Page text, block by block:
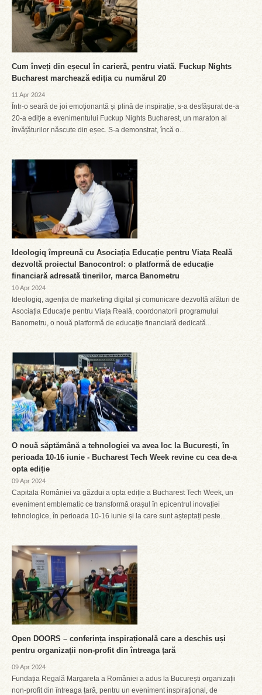
Cum înveți din eșecul în carieră, pentru viată. Fuckup Nights
Bucharest marchează ediția cu numărul 20
11 Apr 2024
Într-o seară de joi emoționantă și plină de inspirație, s-a desfășurat de-a
20-a ediție a evenimentului Fuckup Nights Bucharest, un maraton al
învățăturilor născute din eșec. S-a demonstrat, încă o...
Ideologiq împreună cu Asociația Educație pentru Viața Reală
dezvoltă proiectul Banocontrol: o platformă de educație
financiară adresată tinerilor, marca Banometru
10 Apr 2024
Ideologiq, agenția de marketing digital și comunicare dezvoltă alături de
Asociația Educație pentru Viața Reală, coordonatorii programului
Banometru, o nouă platformă de educație financiară dedicată...
O nouă săptămână a tehnologiei va avea loc la București, în
perioada 10-16 iunie - Bucharest Tech Week revine cu cea de-a
opta ediție
09 Apr 2024
Capitala României va găzdui a opta ediție a Bucharest Tech Week, un
eveniment emblematic ce transformă orașul în epicentrul inovației
tehnologice, în perioada 10-16 iunie și la care sunt așteptați peste...
Open DOORS – conferința inspirațională care a deschis uși
pentru organizații non-profit din întreaga țară
09 Apr 2024
Fundația Regală Margareta a României a adus la București organizații
non-profit din întreaga țară, pentru un eveniment inspirațional, de